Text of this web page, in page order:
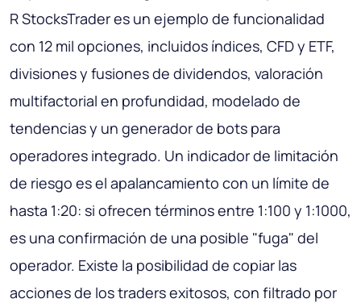
R StocksTrader es un ejemplo de funcionalidad
con 12 mil opciones, incluidos índices, CFD y ETF,
divisiones y fusiones de dividendos, valoración
multifactorial en profundidad, modelado de
tendencias y un generador de bots para
operadores integrado. Un indicador de limitación
de riesgo es el apalancamiento con un límite de
hasta 1:20: si ofrecen términos entre 1:100 y 1:1000,
es una confirmación de una posible "fuga" del
operador. Existe la posibilidad de copiar las
acciones de los traders exitosos, con filtrado por